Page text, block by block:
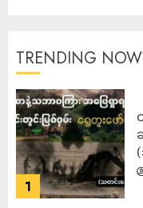
TRENDING NOW
1